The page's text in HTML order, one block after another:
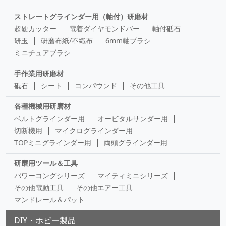
ストレートグラインダー用（軸付）研磨材
超硬カッター
電着ダイヤモンドバー
軸付砥石
研玉
研磨布紙/不織布
6mm軸ブラシ
ミニチュアブラシ
手作業用研磨材
砥石
シート コンパウンド その他工具
各種機械用研磨材
ベルトグラインダー用
オービタルサンダー用
切断機用
マイクログラインダー用
TOPミニグラインダー用
両頭グラインダー用
研磨用ツール＆工具
パワーコングシリーズ
マイティミニシリーズ
その他電動工具
その他エアー工具
マンドレール＆パット
DIY・ホビー製品